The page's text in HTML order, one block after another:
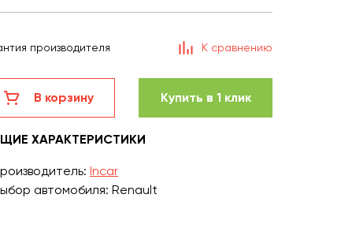
производителя К сравнению
В корзину Купить в 1 клик
ХАРАКТЕРИСТИКИ
Incar
автомобиля: Renault